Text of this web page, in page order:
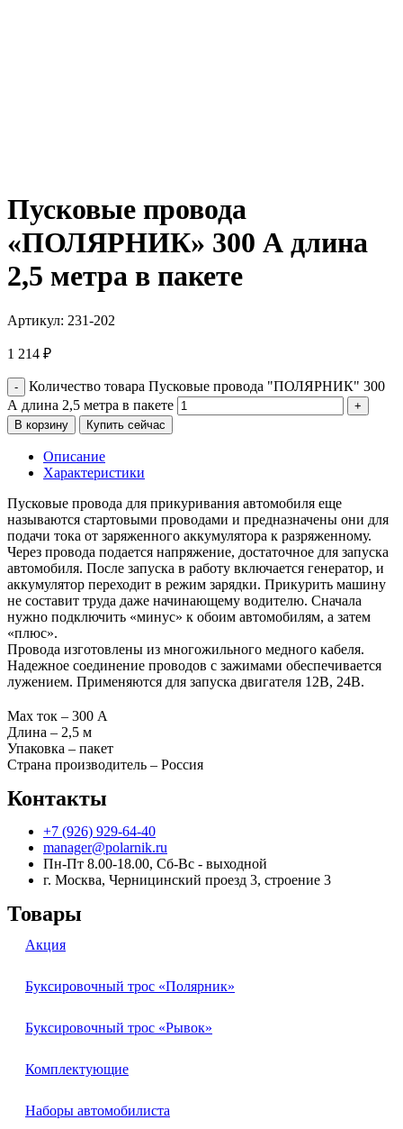
Пусковые провода
«ПОЛЯРНИК» 300 А длина
2,5 метра в пакете
Артикул: 231-202
1 214 ₽
Количество товара Пусковые провода "ПОЛЯРНИК" 300
А длина 2,5 метра в пакете
В корзину Купить сейчас
Описание
Характеристики
Пусковые провода для прикуривания автомобиля еще
называются стартовыми проводами и предназначены они для
подачи тока от заряженного аккумулятора к разряженному.
Через провода подается напряжение, достаточное для запуска
автомобиля. После запуска в работу включается генератор, и
аккумулятор переходит в режим зарядки. Прикурить машину
не составит труда даже начинающему водителю. Сначала
нужно подключить «минус» к обоим автомобилям, а затем
«плюс».
Провода изготовлены из многожильного медного кабеля.
Надежное соединение проводов с зажимами обеспечивается
лужением. Применяются для запуска двигателя 12В, 24В.
Max ток – 300 А
Длина – 2,5 м
Упаковка – пакет
Страна производитель – Россия
Контакты
+7 (926) 929-64-40
manager@polarnik.ru
Пн-Пт 8.00-18.00, Сб-Вс - выходной
г. Москва, Черницинский проезд 3, строение 3
Товары
Акция
Буксировочный трос «Полярник»
Буксировочный трос «Рывок»
Комплектующие
Наборы автомобилиста